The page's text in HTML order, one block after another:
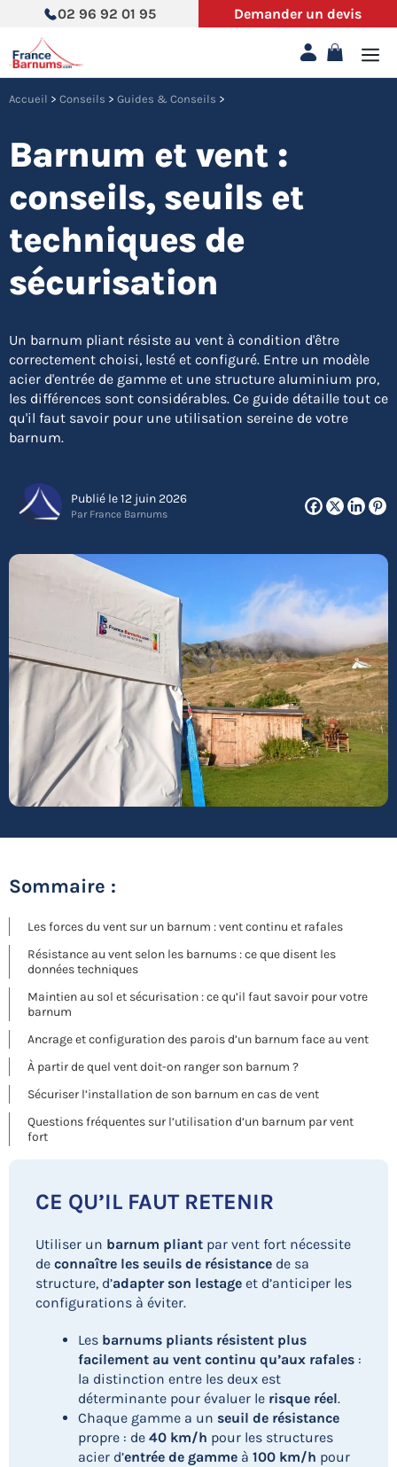
contenu
02 96 92 01 95 Demander un devis
Accueil > Conseils > Guides & Conseils >
Barnum et vent :
conseils, seuils et
techniques de
sécurisation
Un barnum pliant résiste au vent à condition d'être
correctement choisi, lesté et configuré. Entre un modèle
acier d'entrée de gamme et une structure aluminium pro,
les différences sont considérables. Ce guide détaille tout ce
qu'il faut savoir pour une utilisation sereine de votre
barnum.
Publié le 12 juin 2026
Par France Barnums
CE QU’IL FAUT RETENIR
Utiliser un barnum pliant par vent fort nécessite
de connaître les seuils de résistance de sa
structure, d’adapter son lestage et d’anticiper les
configurations à éviter.
Les barnums pliants résistent plus
facilement au vent continu qu’aux rafales :
la distinction entre les deux est
déterminante pour évaluer le risque réel.
Chaque gamme a un seuil de résistance
propre : de 40 km/h pour les structures
acier d’entrée de gamme à 100 km/h pour
Sommaire :
Les forces du vent sur un barnum : vent continu et rafales
Résistance au vent selon les barnums : ce que disent les
données techniques
Maintien au sol et sécurisation : ce qu’il faut savoir pour votre
barnum
Ancrage et configuration des parois d’un barnum face au vent
À partir de quel vent doit-on ranger son barnum ?
Sécuriser l’installation de son barnum en cas de vent
Questions fréquentes sur l’utilisation d’un barnum par vent
fort